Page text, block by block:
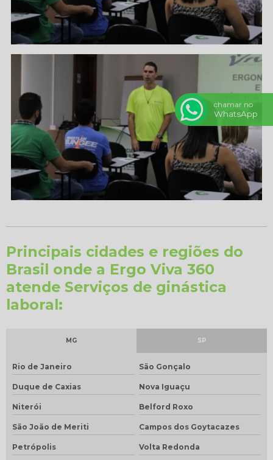
Principais cidades e regiões do
Brasil onde a Ergo Viva 360
atende Serviços de ginástica
laboral:
MG SP
Rio de Janeiro São Gonçalo
Duque de Caxias Nova Iguaçu
Niterói Belford Roxo
São João de Meriti Campos dos Goytacazes
Petrópolis Volta Redonda
chamar no
WhatsApp